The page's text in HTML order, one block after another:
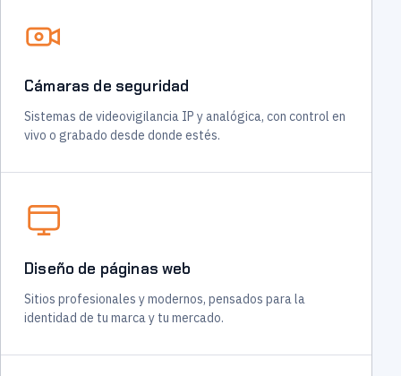
Cámaras de seguridad
Sistemas de videovigilancia IP y analógica, con control en
vivo o grabado desde donde estés.
Diseño de páginas web
Sitios profesionales y modernos, pensados para la
identidad de tu marca y tu mercado.